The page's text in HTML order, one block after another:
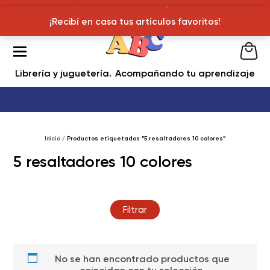
¡Recibí en casa tus articulos favoritos!
Librería y juguetería Acompañando tu aprendizaje
Inicio / Productos etiquetados “5 resaltadores 10 colores”
5 resaltadores 10 colores
Filtrar
No se han encontrado productos que
¡Recibí en casa tus artículos favoritos!